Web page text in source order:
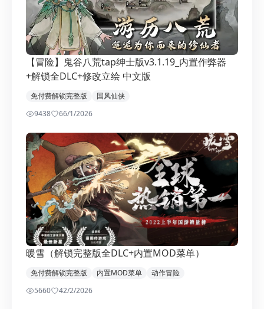
【冒险】鬼谷八荒tap绅士版v3.1.19_内置作弊器
+解锁全DLC+修改立绘 中文版
免付费解锁完整版
国风仙侠
9438
66/1/2026
暖雪（解锁完整版全DLC+内置MOD菜单）
免付费解锁完整版 内置MOD菜单
动作冒险
5660
42/2/2026